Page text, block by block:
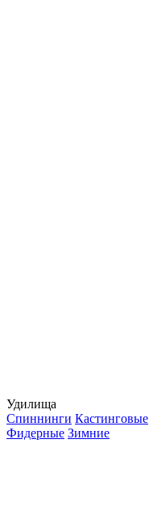
Удилища
Спиннинги Кастинговые
Фидерные Зимние